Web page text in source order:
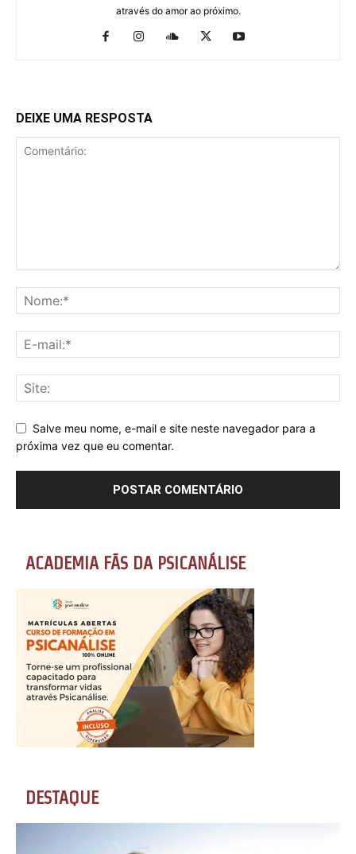
através do amor ao próximo.
DEIXE UMA RESPOSTA
Salve meu nome, e-mail e site neste navegador para a
próxima vez que eu comentar.
ACADEMIA FÃS DA PSICANÁLISE
DESTAQUE